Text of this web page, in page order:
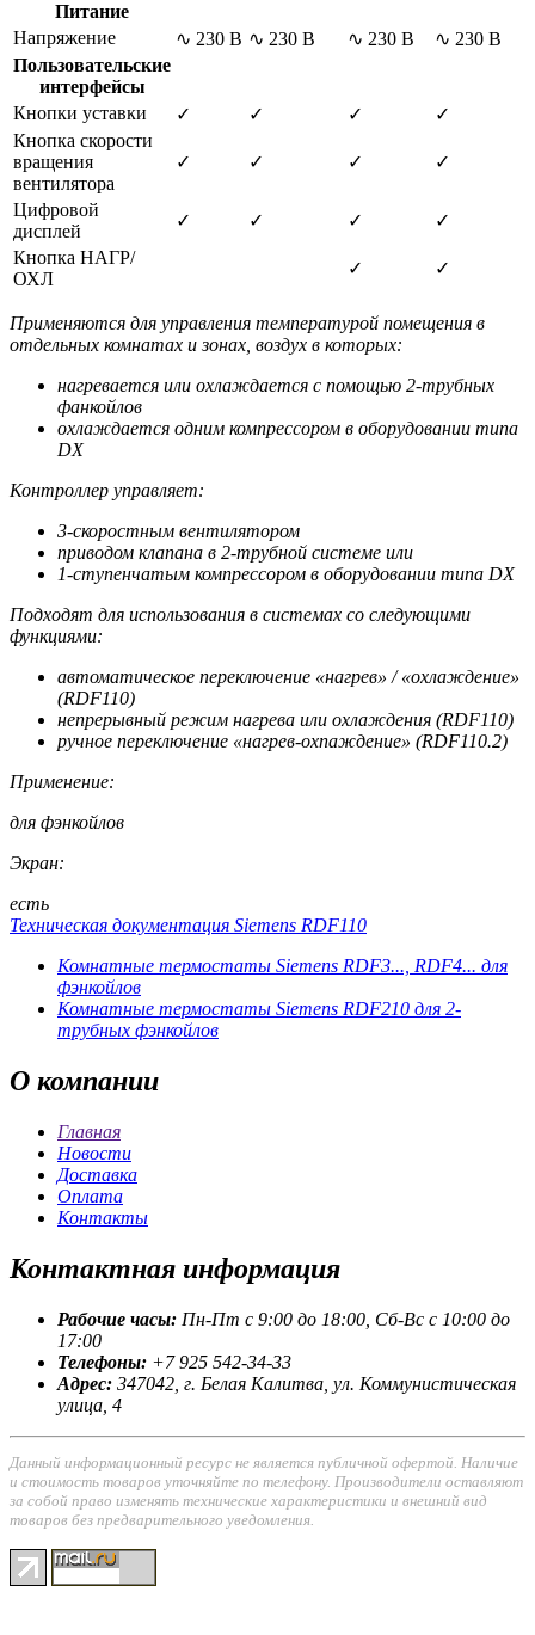
Питание
Напряжение
∿ 230 В ∿ 230 В ∿ 230 В
∿ 230 В
Пользовательские
интерфейсы
Кнопки уставки
✓ ✓ ✓
✓
Кнопка скорости
вращения
вентилятора
✓ ✓ ✓ ✓
Цифровой
дисплей
✓ ✓ ✓
✓
Кнопка НАГР/
ОХЛ
✓ ✓
Применяются для управления температурой помещения в
отдельных комнатах и зонах, воздух в которых:
нагревается или охлаждается с помощью 2-трубных
фанкойлов
охлаждается одним компрессором в оборудовании типа
DX
Контроллер управляет:
3-скоростным вентилятором
приводом клапана в 2-трубной системе или
1-ступенчатым компрессором в оборудовании типа DX
Подходят для использования в системах со следующими
функциями:
автоматическое переключение «нагрев» / «охлаждение»
(RDF110)
непрерывный режим нагрева или охлаждения (RDF110)
ручное переключение «нагрев-охпаждение» (RDF110.2)
Применение:
для фэнкойлов
Экран:
есть
Техническая документация Siemens RDF110
Комнатные термостаты Siemens RDF3..., RDF4... для
фэнкойлов
Комнатные термостаты Siemens RDF210 для 2-
трубных фэнкойлов
О компании
Главная
Новости
Доставка
Оплата
Контакты
Контактная информация
Рабочие часы: Пн-Пт с 9:00 до 18:00, Сб-Вс с 10:00 до
17:00
Телефоны: +7 925 542-34-33
Адрес: 347042, г. Белая Калитва, ул. Коммунистическая
улица, 4
Данный информационный ресурс не является публичной офертой. Наличие
и стоимость товаров уточняйте по телефону. Производители оставляют
за собой право изменять технические характеристики и внешний вид
товаров без предварительного уведомления.